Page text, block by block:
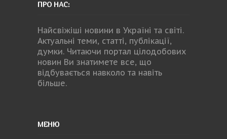
ПРО НАС:
Найсвіжіші новини в Україні та світі.
Актуальні теми, статті, публікації,
думки. Читаючи портал цілодобових
новин Ви знатимете все, що
відбувається навколо та навіть
більше.
МЕНЮ